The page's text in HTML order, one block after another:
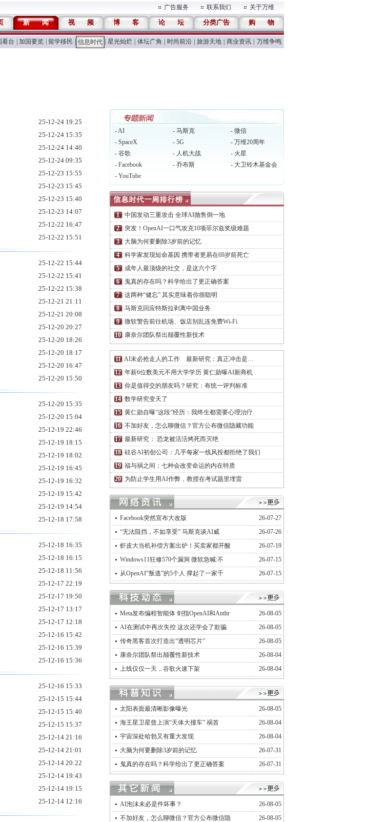
广告服务 联系我们 关于万维
新 闻 视 频 博 客 论 坛 分类广告 购 物
看台 加国要览 留学移民 信息时代 星光灿烂 体坛广角 时尚前沿 旅游天地 商业资讯 万维争鸣
25-12-24 19:25
25-12-24 15:35
25-12-24 14:40
25-12-24 09:35
25-12-23 15:55
25-12-23 15:45
25-12-23 15:40
25-12-23 14:07
25-12-22 16:47
25-12-22 15:51
25-12-22 15:44
25-12-22 15:41
25-12-22 15:38
25-12-21 21:11
25-12-21 20:08
25-12-20 20:27
25-12-20 18:26
25-12-20 18:17
25-12-20 16:47
25-12-20 15:50
25-12-20 15:35
25-12-20 15:04
25-12-19 22:46
25-12-19 18:15
25-12-19 18:02
25-12-19 16:45
25-12-19 16:32
25-12-19 15:42
25-12-19 14:54
25-12-18 17:58
25-12-18 16:35
25-12-18 16:15
25-12-18 11:56
25-12-17 22:19
25-12-17 19:50
25-12-17 13:17
25-12-17 12:18
25-12-16 15:42
25-12-16 15:39
25-12-16 15:36
25-12-16 15:33
25-12-15 15:44
25-12-15 15:40
25-12-15 15:37
25-12-14 21:16
25-12-14 21:01
25-12-14 20:22
25-12-14 19:43
25-12-14 19:15
25-12-14 12:16
- AI - 马斯克
- 微信
- SpaceX
- 5G
- 万维20周年
- 谷歌
- 人机大战
- 火星
- Facebook
- 乔布斯
- 大卫铃木基金会
- YouTube
中国发动三重攻击 全球AI抛售倒一地
突发！OpenAI一口气攻克10项菲尔兹奖级难题
大脑为何要删除3岁前的记忆
科学家发现短命基因 携带者更易在69岁前死亡
成年人最顶级的社交，是这六个字
鬼真的存在吗？科学给出了更正确答案
这两种“健忘” 其实意味着你很聪明
马斯克回应特斯拉剥离中国业务
微软警告前往机场、饭店别乱连免费Wi-Fi
康奈尔团队祭出颠覆性新技术
AI未必抢走人的工作 最新研究：真正冲击是…
年薪6位数美元不用大学学历 黄仁勋曝AI新商机
你是值得交的朋友吗？研究：有统一评判标准
数学研究变天了
黄仁勋自曝“这段”经历：我终生都需要心理治疗
不加好友，怎么聊微信？官方公布微信隐藏功能
最新研究： 恐龙被活活烤死而灭绝
硅谷AI初创公司：几乎每家一线风投都拒绝了我们
福与祸之间：七种会改变命运的内在特质
为防止学生用AI作弊，教授在考试题里埋雷
Facebook突然宣布大改版
26-07-27
“无法阻挡，不如享受” 马斯克谈AI威
26-07-26
虾皮大当机补偿方案出炉！买卖家都开酸
26-07-19
Windows11狂修570个漏洞 微软急喊:不
26-07-15
从OpenAI“叛逃”的5个人 撑起了一家千
26-07-15
Meta发布编程智能体 剑指OpenAI和Anthr
26-08-05
AI在测试中再次失控 这次还学会了欺骗
26-08-05
传奇黑客首次打造出“透明芯片”
26-08-05
康奈尔团队祭出颠覆性新技术
26-08-04
上线仅仅一天，谷歌火速下架
26-08-04
太阳表面最清晰影像曝光
26-08-05
海王星卫星曾上演“天体大撞车” 祸首
26-08-04
宇宙深处哈勃又有重大发现
26-08-04
大脑为何要删除3岁前的记忆
26-07-31
鬼真的存在吗？科学给出了更正确答案
26-07-31
AI泡沫未必是件坏事？
26-08-05
不加好友，怎么聊微信？官方公布微信隐
26-08-05